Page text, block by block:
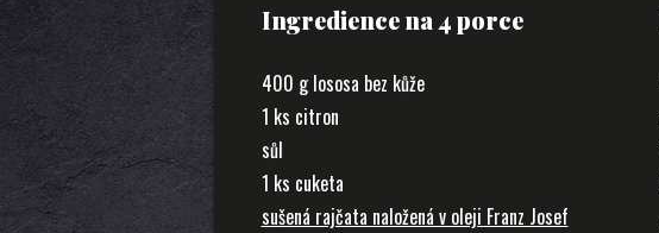
Ingredience na 4 porce
400 g lososa bez kůže
1 ks citron
sůl
1 ks cuketa
sušená rajčata naložená v oleji Franz Josef